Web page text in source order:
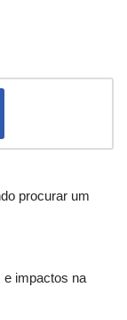
procurar um
e impactos na